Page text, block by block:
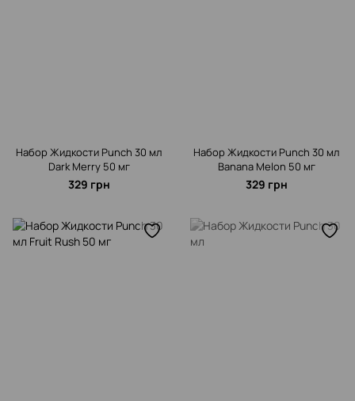
Набор Жидкости Punch 30 мл
Dark Merry 50 мг
329 грн
Набор Жидкости Punch 30 мл
Banana Melon 50 мг
329 грн